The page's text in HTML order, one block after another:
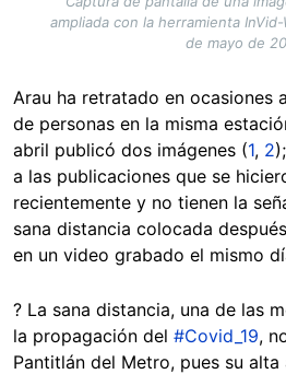
ampliada con la herramienta
de mayo de
Arau ha retratado en ocasiones
de personas en la misma
abril publicó dos imágenes (1, 2
a las publicaciones que se
recientemente y no tienen la
sana distancia colocada
en un video grabado el mismo
? La sana distancia, una de las
la propagación del #Covid_19,
Pantitlán del Metro, pues su